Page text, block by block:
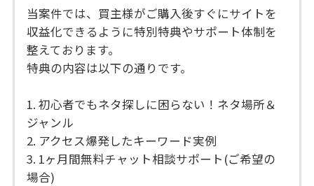
当案件では、買主様がご購入後すぐにサイトを
収益化できるように特別特典やサポート体制を
整えております。
特典の内容は以下の通りです。
1. 初心者でもネタ探しに困らない！ネタ場所＆
ジャンル
2. アクセス爆発したキーワード実例
3. 1ヶ月間無料チャット相談サポート(ご希望の
場合)